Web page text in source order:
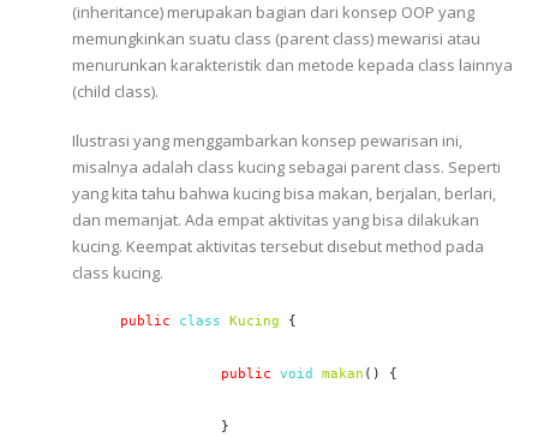
(inheritance) merupakan bagian dari konsep OOP yang
memungkinkan suatu class (parent class) mewarisi atau
menurunkan karakteristik dan metode kepada class lainnya
(child class).
Ilustrasi yang menggambarkan konsep pewarisan ini,
misalnya adalah class kucing sebagai parent class. Seperti
yang kita tahu bahwa kucing bisa makan, berjalan, berlari,
dan memanjat. Ada empat aktivitas yang bisa dilakukan
kucing. Keempat aktivitas tersebut disebut method pada
class kucing.
public class Kucing {
public void makan () {
}